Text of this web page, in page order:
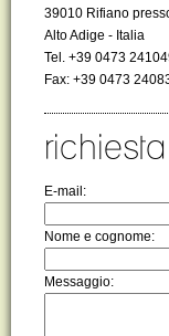
39010 Rifiano
Alto Adige - Italia
Tel. +39 0473
Fax: +39 0473
richiesta
E-mail:
Nome e cognome:
Messaggio: